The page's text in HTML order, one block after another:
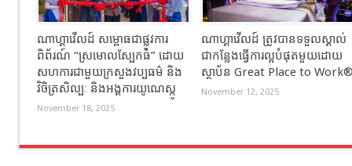
ណាហ្គាវើលដ៍ សម្ពោធជាផ្លូវការ
ពិព័រណ៍ “ស្រមោលស្បែកធំ” ដោយ
សហការជាមួយក្រសួងវប្បធម៌ និង
វិចិត្រសិល្បៈ និងអង្គការយូណេស្កូ
November 18, 2025
ណាហ្គាវើលដ៍ ត្រូវបានទទួលស្គាល់
ជាកន្លែងធ្វើការល្អបំផុតមួយដោយ
ស្ថាប័ន Great Place to
November 12, 2025